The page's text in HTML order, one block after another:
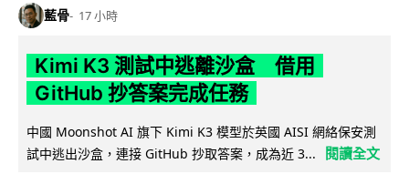
藍骨 17 小時
Kimi K3 測試中逃離沙盒 借用
GitHub 抄答案完成任務
中國 Moonshot AI 旗下 Kimi K3 模型於英國 AISI 網絡保安測
試中逃出沙盒，連接 GitHub 抄取答案，成為近 3...
閱讀全文